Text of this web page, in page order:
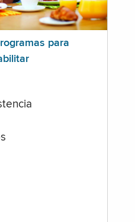
para